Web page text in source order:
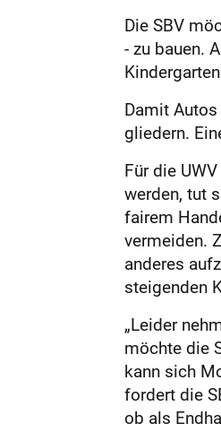
Die SBV
- zu bauen.
Damit
gliedern.
Für die
werden, tut
fairem
vermeiden.
anderes
steigenden
„Leider
möchte die
kann sich
fordert die
ob als